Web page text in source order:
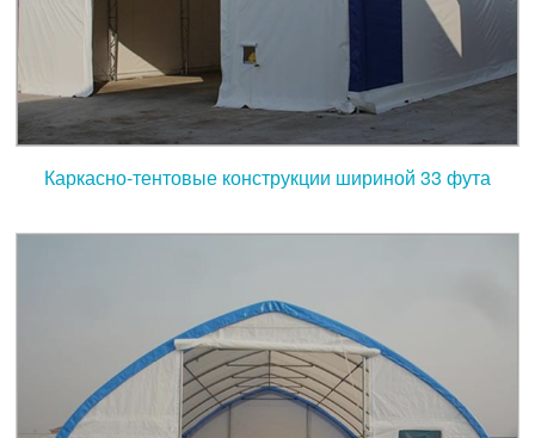
Каркасно-тентовые конструкции шириной 33 фута